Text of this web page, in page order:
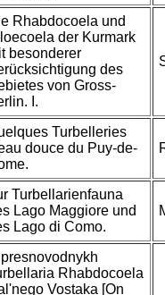
Rhabdocoela und
der Kurmark
besonderer
des
von Gross-
I.
Turbelleries
douce du Puy-de-
Turbellarienfauna
Lago Maggiore und
Lago di Como.
Rhabdocoela
Vostaka [On